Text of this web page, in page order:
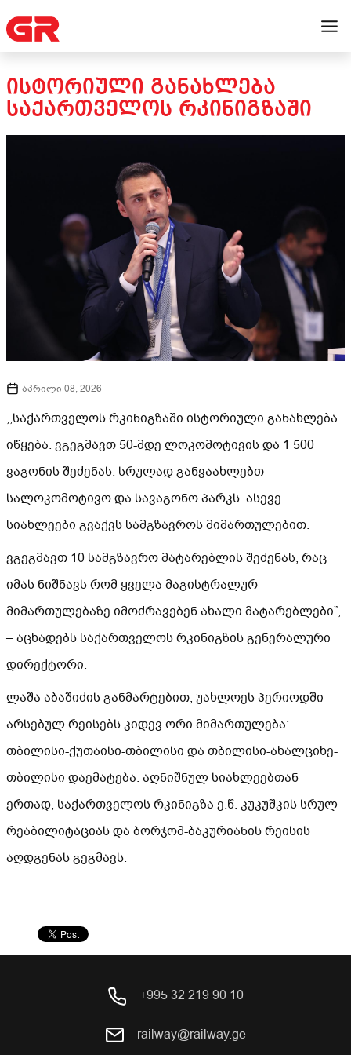
ᲘᲡᲢᲝᲠᲘᲣᲚᲘ ᲒᲐᲜᲐᲮᲚᲔᲑᲐ
ᲡᲐᲥᲐᲠᲗᲕᲔᲚᲝᲡ ᲠᲙᲘᲜᲘᲒᲖᲐᲨᲘ
აპრილი 08, 2026
,,საქართველოს რკინიგზაში ისტორიული განახლება
იწყება. ვგეგმავთ 50-მდე ლოკომოტივის და 1 500
ვაგონის შეძენას. სრულად განვაახლებთ
სალოკომოტივო და სავაგონო პარკს. ასევე
სიახლეები გვაქვს სამგზავროს მიმართულებით.
ვგეგმავთ 10 სამგზავრო მატარებლის შეძენას, რაც
იმას ნიშნავს რომ ყველა მაგისტრალურ
მიმართულებაზე იმოძრავებენ ახალი მატარებლები”,
– აცხადებს საქართველოს რკინიგზის გენერალური
დირექტორი.
ლაშა აბაშიძის განმარტებით, უახლოეს პერიოდში
არსებულ რეისებს კიდევ ორი მიმართულება:
თბილისი-ქუთაისი-თბილისი და თბილისი-ახალციხე-
თბილისი დაემატება. აღნიშნულ სიახლეებთან
ერთად, საქართველოს რკინიგზა ე.წ. კუკუშკის სრულ
რეაბილიტაციას და ბორჯომ-ბაკურიანის რეისის
აღდგენას გეგმავს.
+995 32 219 90 10
railway@railway.ge